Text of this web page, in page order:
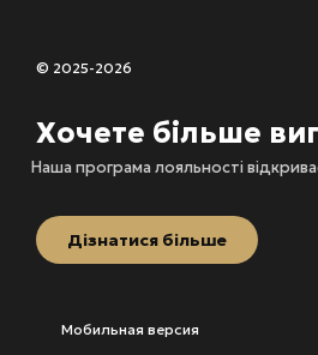
© 2025-2026
Хочете більше
Наша програма лояльності
Дізнатися більше
Мобильная версия